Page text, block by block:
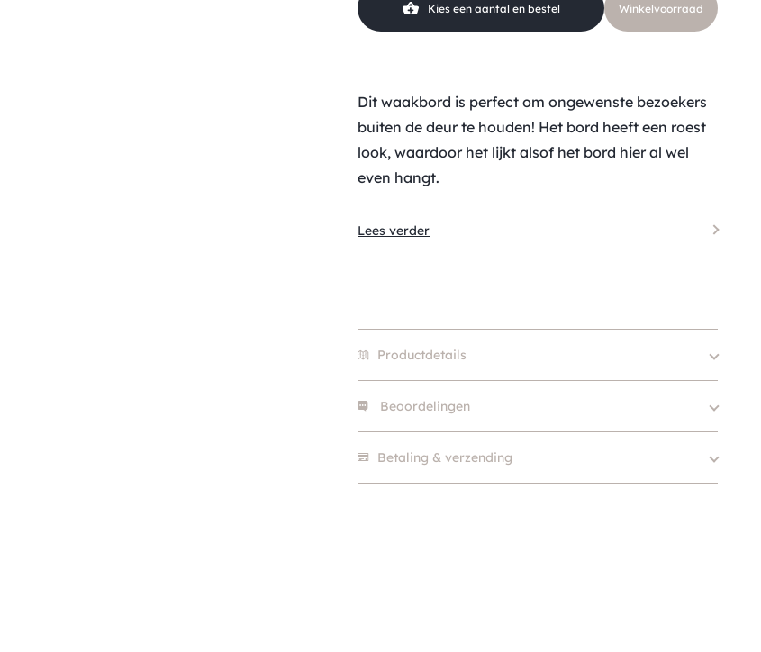
Kies een aantal en bestel Winkelvoorraad
Dit waakbord is perfect om ongewenste bezoekers
buiten de deur te houden! Het bord heeft een roest
look, waardoor het lijkt alsof het bord hier al wel
even hangt.
Lees verder
Productdetails
Kleur
Merk
D&D
SKU
Beoordelingen
Betaling & verzending